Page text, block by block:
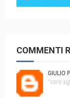
COMMENTI
GIULIO
"caro